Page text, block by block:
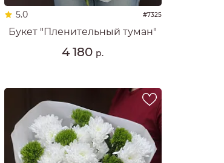
5.0 #7325
Букет "Пленительный туман"
4 180 р.